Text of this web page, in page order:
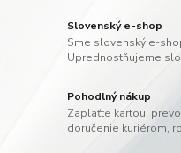
Slovenský e-shop
Sme slovenský e-
Uprednostňujeme
Pohodlný nákup
Zaplaťte kartou,
doručenie kuriérom,